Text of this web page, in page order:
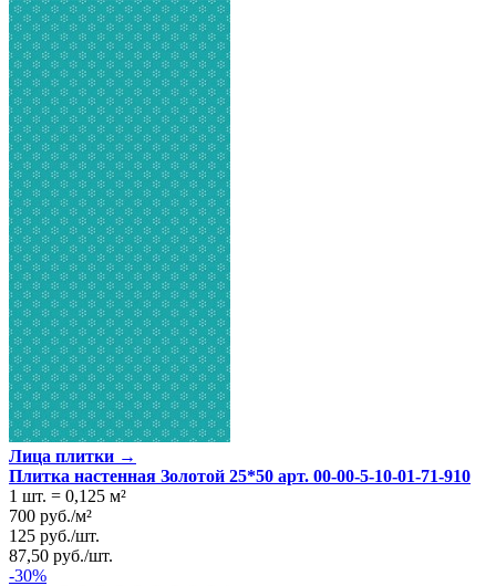
Лица плитки →
Плитка настенная Золотой 25*50 арт. 00-00-5-10-01-71-910
1 шт. = 0,125 м²
700 руб./м²
125 руб./шт.
87,50 руб./шт.
-30%